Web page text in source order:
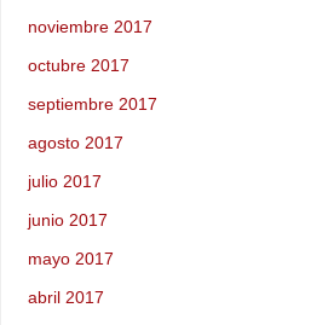
noviembre 2017
octubre 2017
septiembre 2017
agosto 2017
julio 2017
junio 2017
mayo 2017
abril 2017